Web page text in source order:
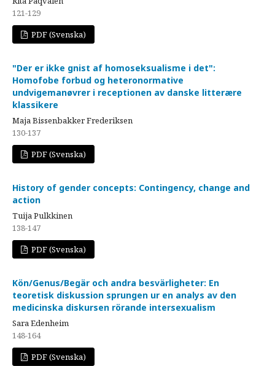
121-129
PDF (Svenska)
"Der er ikke gnist af homoseksualisme i det":
Homofobe forbud og heteronormative
undvigemanøvrer i receptionen av danske litterære
klassikere
Maja Bissenbakker Frederiksen
130-137
PDF (Svenska)
History of gender concepts: Contingency, change and
action
Tuija Pulkkinen
138-147
PDF (Svenska)
Kön/Genus/Begär och andra besvärligheter: En
teoretisk diskussion sprungen ur en analys av den
medicinska diskursen rörande intersexualism
Sara Edenheim
148-164
PDF (Svenska)